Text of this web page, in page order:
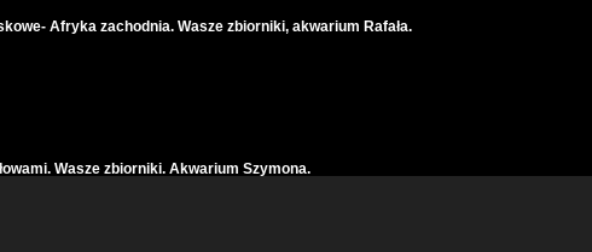
Afryka zachodnia. Wasze zbiorniki, akwarium Rafała.
Wasze zbiorniki. Akwarium Szymona.